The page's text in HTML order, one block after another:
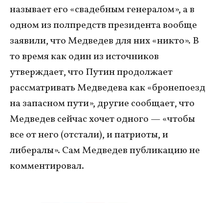
называет его «свадебным генералом», а в
одном из полпредств президента вообще
заявили, что Медведев для них «никто». В
то время как один из источников
утверждает, что Путин продолжает
рассматривать Медведева как «бронепоезд
на запасном пути», другие сообщает, что
Медведев сейчас хочет одного — «чтобы
все от него (отстали), и патриоты, и
либералы». Сам Медведев публикацию не
комментировал.